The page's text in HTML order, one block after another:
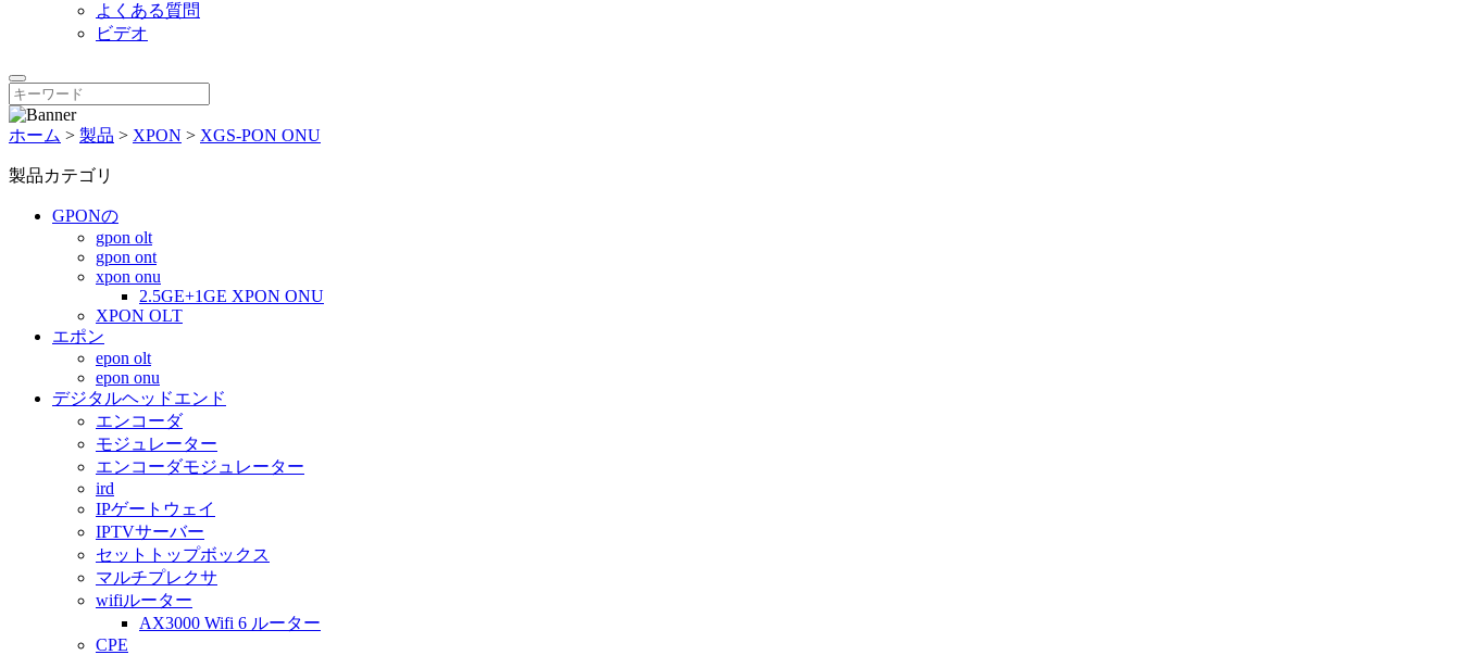
よくある質問
ビデオ
ホーム > 製品 > XPON > XGS-PON ONU
製品カテゴリ
GPONの
gpon olt
gpon ont
xpon onu
2.5GE+1GE XPON ONU
XPON OLT
エポン
epon olt
epon onu
デジタルヘッドエンド
エンコーダ
モジュレーター
エンコーダモジュレーター
ird
IPゲートウェイ
IPTVサーバー
セットトップボックス
マルチプレクサ
wifiルーター
AX3000 Wifi 6 ルーター
CPE